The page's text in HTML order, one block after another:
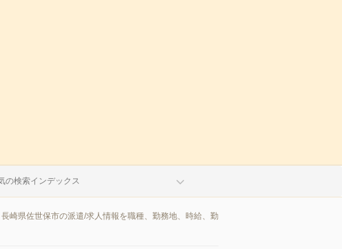
の検索インデックス
崎県佐世保市の派遣/求人情報を職種、勤務地、時給、勤